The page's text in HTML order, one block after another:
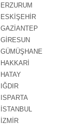
ERZURUM
ESKİŞEHİR
GAZİANTEP
GİRESUN
GÜMÜŞHANE
HAKKARİ
HATAY
IĞDIR
ISPARTA
İSTANBUL
İZMİR